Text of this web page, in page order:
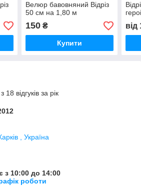
Велюр бавовняний Відріз
50 см на 1,80 м
150₴
Купити
від
відгуків за рік
, Україна
з 10:00 до 14:00
роботи